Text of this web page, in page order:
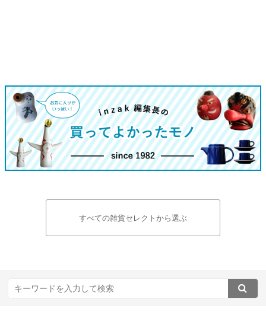
すべての雑貨セレクトから選ぶ